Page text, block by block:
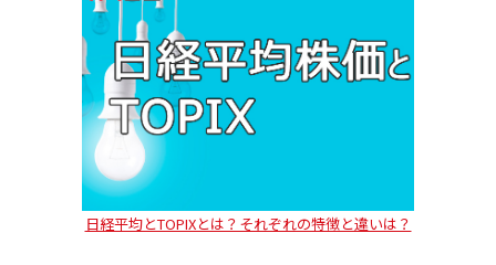
日経平均とTOPIXとは？それぞれの特徴と違いは？